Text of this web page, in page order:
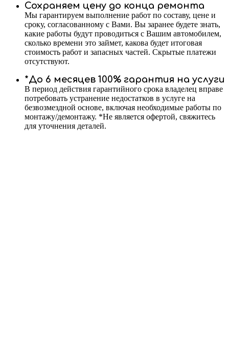
Сохраняем цену до конца ремонта
Мы гарантируем выполнение работ по составу, цене и
сроку, согласованному с Вами. Вы заранее будете знать,
какие работы будут проводиться с Вашим автомобилем,
сколько времени это займет, какова будет итоговая
стоимость работ и запасных частей. Скрытые платежи
отсутствуют.
*До 6 месяцев 100% гарантия на услуги
В период действия гарантийного срока владелец вправе
потребовать устранение недостатков в услуге на
безвозмездной основе, включая необходимые работы по
монтажу/демонтажу. *Не является офертой, свяжитесь
для уточнения деталей.